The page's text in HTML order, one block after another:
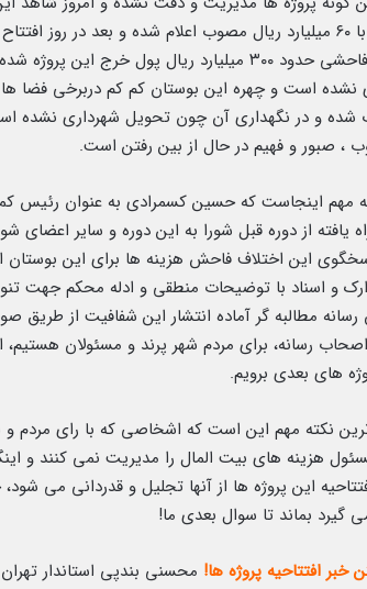
اختلاف فاحشی حدود ۳۰۰ میلیارد ریال پول
نشده است و چهره این بوستان کم کم دربرخی فضا
شده و در نگهداری آن چون تحویل شهرداری نشده
، صبور و فهیم در حال از بین رفتن است.
مهم اینجاست که حسین کسمرادی به عنوان رئیس
یافته از دوره قبل شورا به این دوره و سایر
و اسناد با توضیحات منطقی و ادله محکم جهت
رسانه مطالبه گر آماده انتشار این شفافیت از
رسانه، برای مردم شهر پرند و مسئولان هستیم،
های بعدی برویم.
نکته مهم این است که اشخاصی که با رای مردم و
هزینه های بیت المال را مدیریت نمی کنند و
این پروژه ها از آنها تجلیل و قدردانی می
گیرد بماند تا سوال بعدی ما!
خبر افتتاحیه پروژه ها! محسنی بندپی استاندار